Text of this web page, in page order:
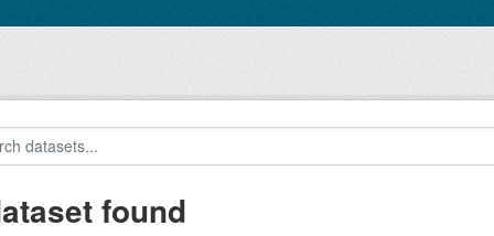
found